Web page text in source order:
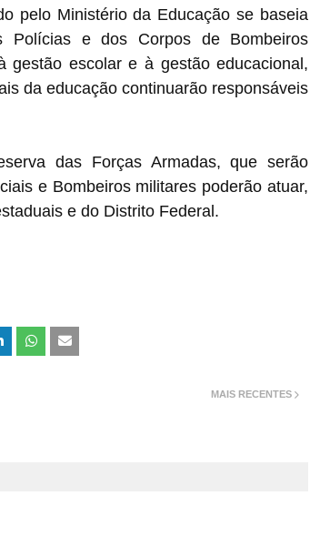
pelo Ministério da Educação se baseia
Polícias e dos Corpos de Bombeiros
gestão escolar e à gestão educacional,
da educação continuarão responsáveis
das Forças Armadas, que serão
e Bombeiros militares poderão atuar,
e do Distrito Federal.
MAIS RECENTES